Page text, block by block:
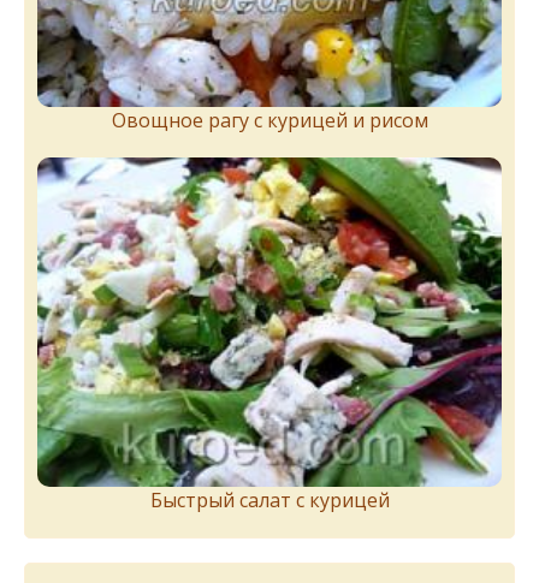
Овощное рагу с курицей и рисом
Быстрый салат с курицей